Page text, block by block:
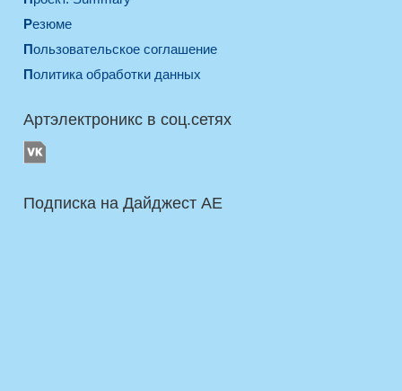
Резюме
Пользовательское соглашение
Политика обработки данных
Артэлектроникс в соц.сетях
Подписка на Дайджест AE